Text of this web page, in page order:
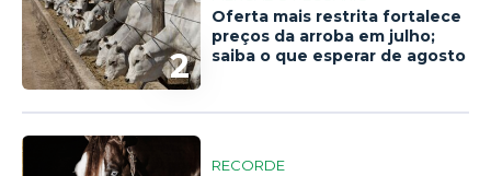
2
Oferta mais restrita fortalece
preços da arroba em julho;
saiba o que esperar de agosto
RECORDE